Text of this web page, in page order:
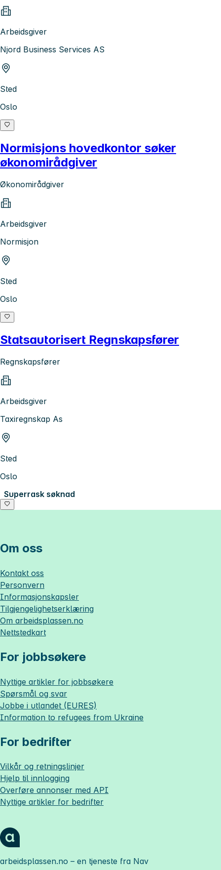
Arbeidsgiver
Njord Business Services AS
Sted
Oslo
Normisjons hovedkontor søker
økonomirådgiver
Økonomirådgiver
Arbeidsgiver
Normisjon
Sted
Oslo
Statsautorisert Regnskapsfører
Regnskapsfører
Arbeidsgiver
Taxiregnskap As
Sted
Oslo
Superrask søknad
Om oss
Kontakt oss
Personvern
Informasjonskapsler
Tilgjengelighetserklæring
Om arbeidsplassen.no
Nettstedkart
For jobbsøkere
Nyttige artikler for jobbsøkere
Spørsmål og svar
Jobbe i utlandet (EURES)
Information to refugees from Ukraine
For bedrifter
Vilkår og retningslinjer
Hjelp til innlogging
Overføre annonser med API
Nyttige artikler for bedrifter
arbeidsplassen.no – en tjeneste fra Nav